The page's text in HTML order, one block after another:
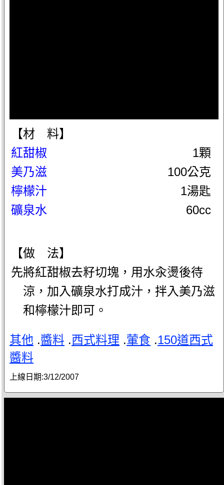
【材 料】
紅甜椒
1顆
美乃滋
100公克
檸檬汁
1湯匙
礦泉水
60cc
【做 法】
先將紅甜椒去籽切塊，用水汆燙後待
涼，加入礦泉水打成汁，拌入美乃滋
和檸檬汁即可。
其他 .醬料 .西式料理 .葷食 .150道西式
醬料
上線日期:3/12/2007